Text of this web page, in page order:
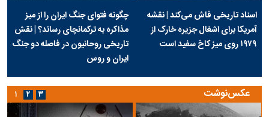
اسناد تاریخی فاش می‌کند | نقشه
آمریکا برای اشغال جزیره خارک از
۱۹۷۹ روی میز کاخ سفید است
چگونه فتوای جنگ ایران را از میز
مذاکره به ترکمانچای رساند؟ | نقش
تاریخی روحانیون در فاصله دو جنگ
ایران و روس
عکس‌نوشت ۱ ۲ ۳